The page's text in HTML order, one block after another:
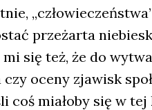
prze­żar­ta
się też, że do
oce­ny zja­wisk
coś mia­ło­by się w